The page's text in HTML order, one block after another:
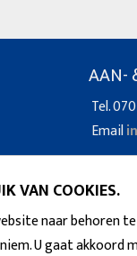
VAN COOKIES.
naar behoren
U gaat akkoord
AAN-
Tel.
Email